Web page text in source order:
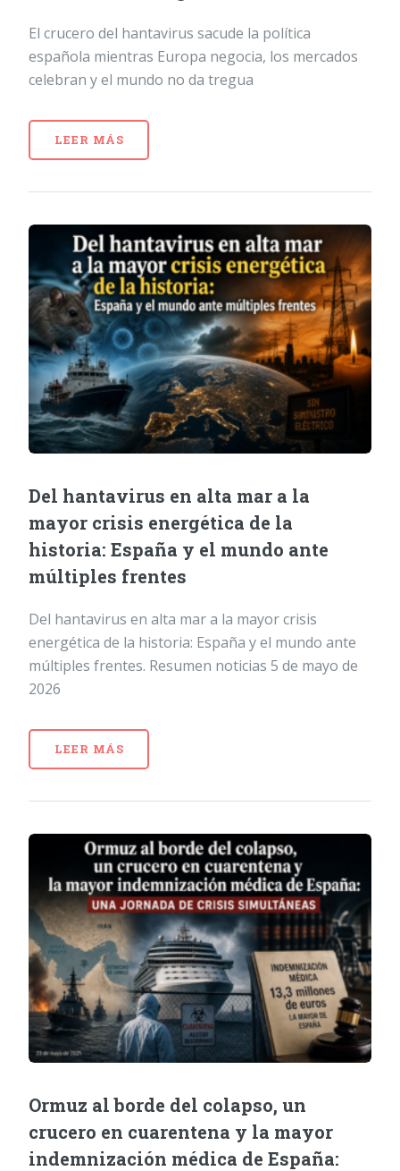
El crucero del hantavirus sacude la política
española mientras Europa negocia, los mercados
celebran y el mundo no da tregua
LEER MÁS
Del hantavirus en alta mar a la
mayor crisis energética de la
historia: España y el mundo ante
múltiples frentes
Del hantavirus en alta mar a la mayor crisis
energética de la historia: España y el mundo ante
múltiples frentes. Resumen noticias 5 de mayo de
2026
LEER MÁS
Ormuz al borde del colapso, un
crucero en cuarentena y la mayor
indemnización médica de España: